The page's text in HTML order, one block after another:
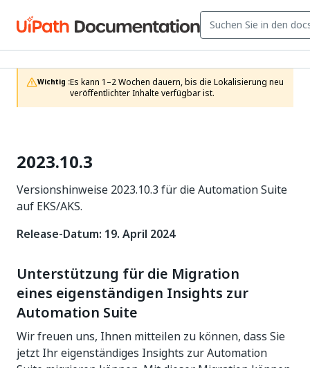
Wichtig :Es kann 1–2 Wochen dauern, bis die Lokalisierung neu
veröffentlichter Inhalte verfügbar ist.
2023.10.3
Versionshinweise 2023.10.3 für die Automation Suite
auf EKS/AKS.
Release-Datum: 19. April 2024
Unterstützung für die Migration
eines eigenständigen Insights zur
Automation Suite
Wir freuen uns, Ihnen mitteilen zu können, dass Sie
jetzt Ihr eigenständiges Insights zur Automation